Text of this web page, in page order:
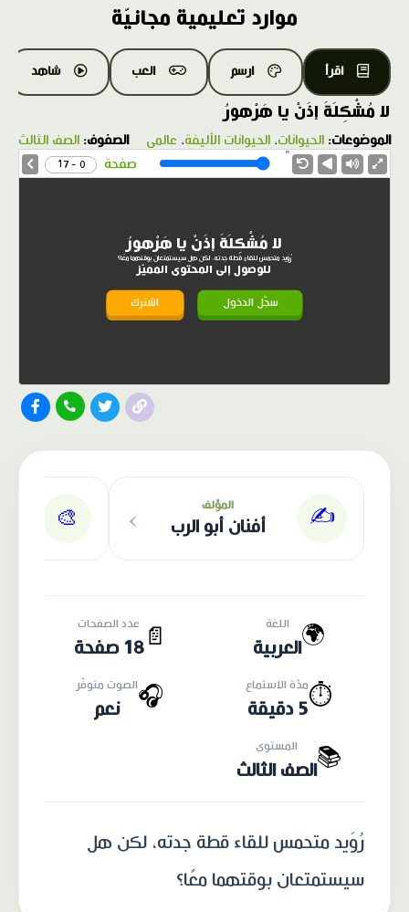
موارد تعليمية مجانيّة
اقرأ ارسم العب شاهد
لا مُشْكِلَةَ إذَنْ يا هَرْهورُ
الموضوعات: الحيوانات، الحيوانات الأليفة، عالمي الصفوف: الصف الثالث
صفحة 0 - 17
لا مُشْكِلَةَ إذَنْ يا هَرْهورُ
رُوَيد متحمس للقاء قطة جدته، لكن هل سيستمتعان بوقتهما معًا؟
للوصول إلى المحتوى المميّز
سجّل الدخول اشترك
✍️ المؤلف
أفنان أبو الرب ›
🎨
🌍 اللغة
العربية 📄
عدد الصفحات
18 صفحة
⏱️مدّة الاستماع
5 دقيقة
🎧الصوت متوفّر
نعم
📚 المستوى
الصف الثالث
رُوَيد متحمس للقاء قطة جدته، لكن هل
سيستمتعان بوقتهما معًا؟